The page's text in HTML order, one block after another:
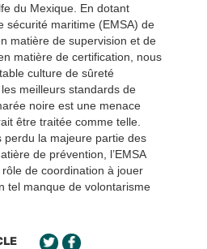
du Mexique. En dotant
sécurité maritime (EMSA) de
matière de supervision et de
matière de certification, nous
culture de sûreté
meilleurs standards de
noire est une menace
être traitée comme telle.
perdu la majeure partie des
de prévention, l’EMSA
rôle de coordination à jouer
tel manque de volontarisme